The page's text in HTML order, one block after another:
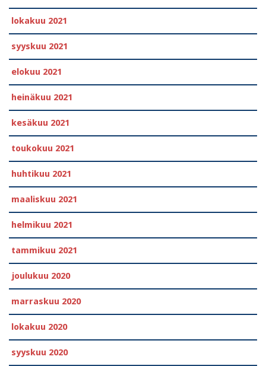
lokakuu 2021
syyskuu 2021
elokuu 2021
heinäkuu 2021
kesäkuu 2021
toukokuu 2021
huhtikuu 2021
maaliskuu 2021
helmikuu 2021
tammikuu 2021
joulukuu 2020
marraskuu 2020
lokakuu 2020
syyskuu 2020